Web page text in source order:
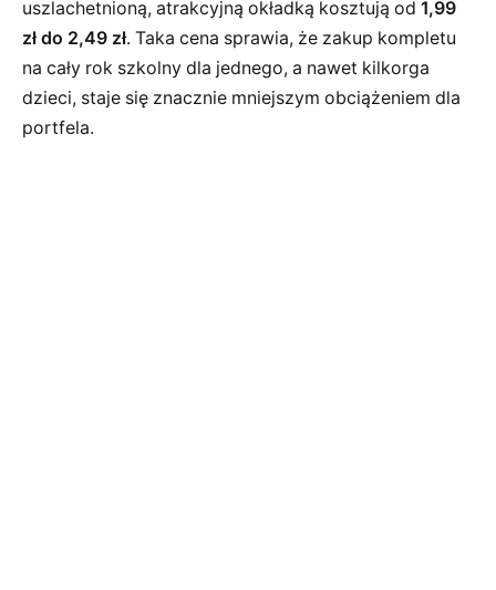
uszlachetnioną, atrakcyjną okładką kosztują od 1,99
zł do 2,49 zł. Taka cena sprawia, że zakup kompletu
na cały rok szkolny dla jednego, a nawet kilkorga
dzieci, staje się znacznie mniejszym obciążeniem dla
portfela.